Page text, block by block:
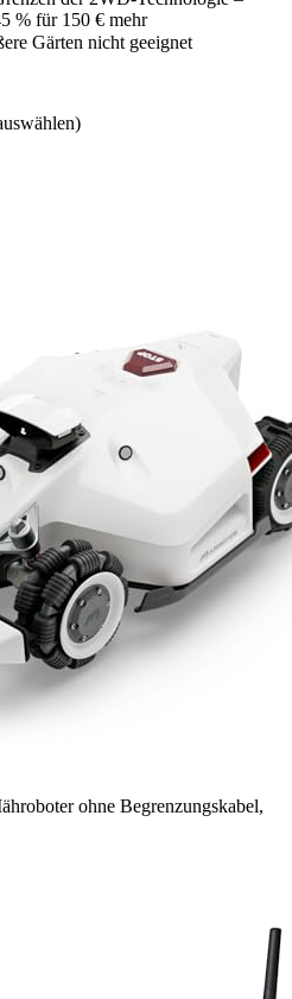
% für 150 € mehr
Gärten nicht geeignet
ohne Begrenzungskabel,